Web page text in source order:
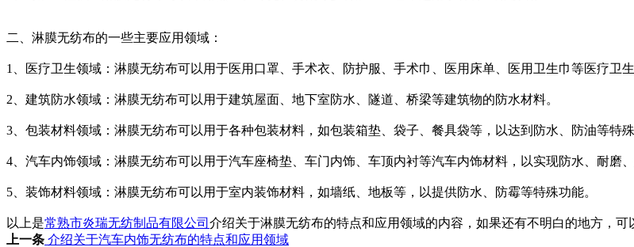
二、淋膜无纺布的一些主要应用领域：
1、医疗卫生领域：淋膜无纺布可以用于医用口罩、手术衣、防护服、手术巾、医用床单、医用卫生巾等医疗卫
2、建筑防水领域：淋膜无纺布可以用于建筑屋面、地下室防水、隧道、桥梁等建筑物的防水材料。
3、包装材料领域：淋膜无纺布可以用于各种包装材料，如包装箱垫、袋子、餐具袋等，以达到防水、防油等特殊
4、汽车内饰领域：淋膜无纺布可以用于汽车座椅垫、车门内饰、车顶内衬等汽车内饰材料，以实现防水、耐磨、
5、装饰材料领域：淋膜无纺布可以用于室内装饰材料，如墙纸、地板等，以提供防水、防霉等特殊功能。
以上是常熟市炎瑞无纺制品有限公司 介绍关于淋膜无纺布的特点和应用领域的内容，如果还有不明白的地方，可
上一条 介绍关于汽车内饰无纺布的特点和应用领域